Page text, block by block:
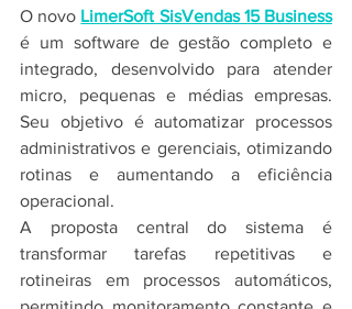
O novo LimerSoft SisVendas 15 Business
é um software de gestão completo e
integrado, desenvolvido para atender
micro, pequenas e médias empresas.
Seu objetivo é automatizar processos
administrativos e gerenciais, otimizando
rotinas e aumentando a eficiência
operacional.
A proposta central do sistema é
transformar tarefas repetitivas e
rotineiras em processos automáticos,